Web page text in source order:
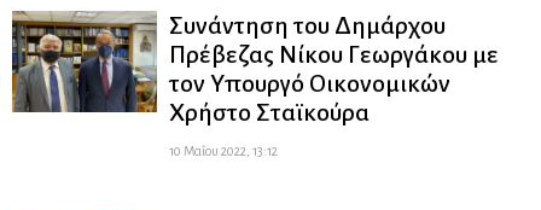
Συνάντηση του Δημάρχου
Πρέβεζας Νίκου Γεωργάκου με
τον Υπουργό Οικονομικών
Χρήστο Σταϊκούρα
10 Μαΐου 2022, 13:12